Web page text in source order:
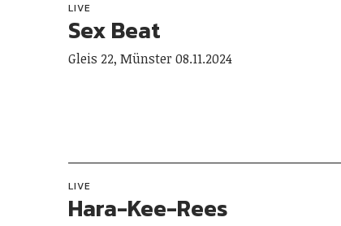
LIVE
Sex Beat
Gleis 22, Münster 08.11.2024
LIVE
Hara-Kee-Rees